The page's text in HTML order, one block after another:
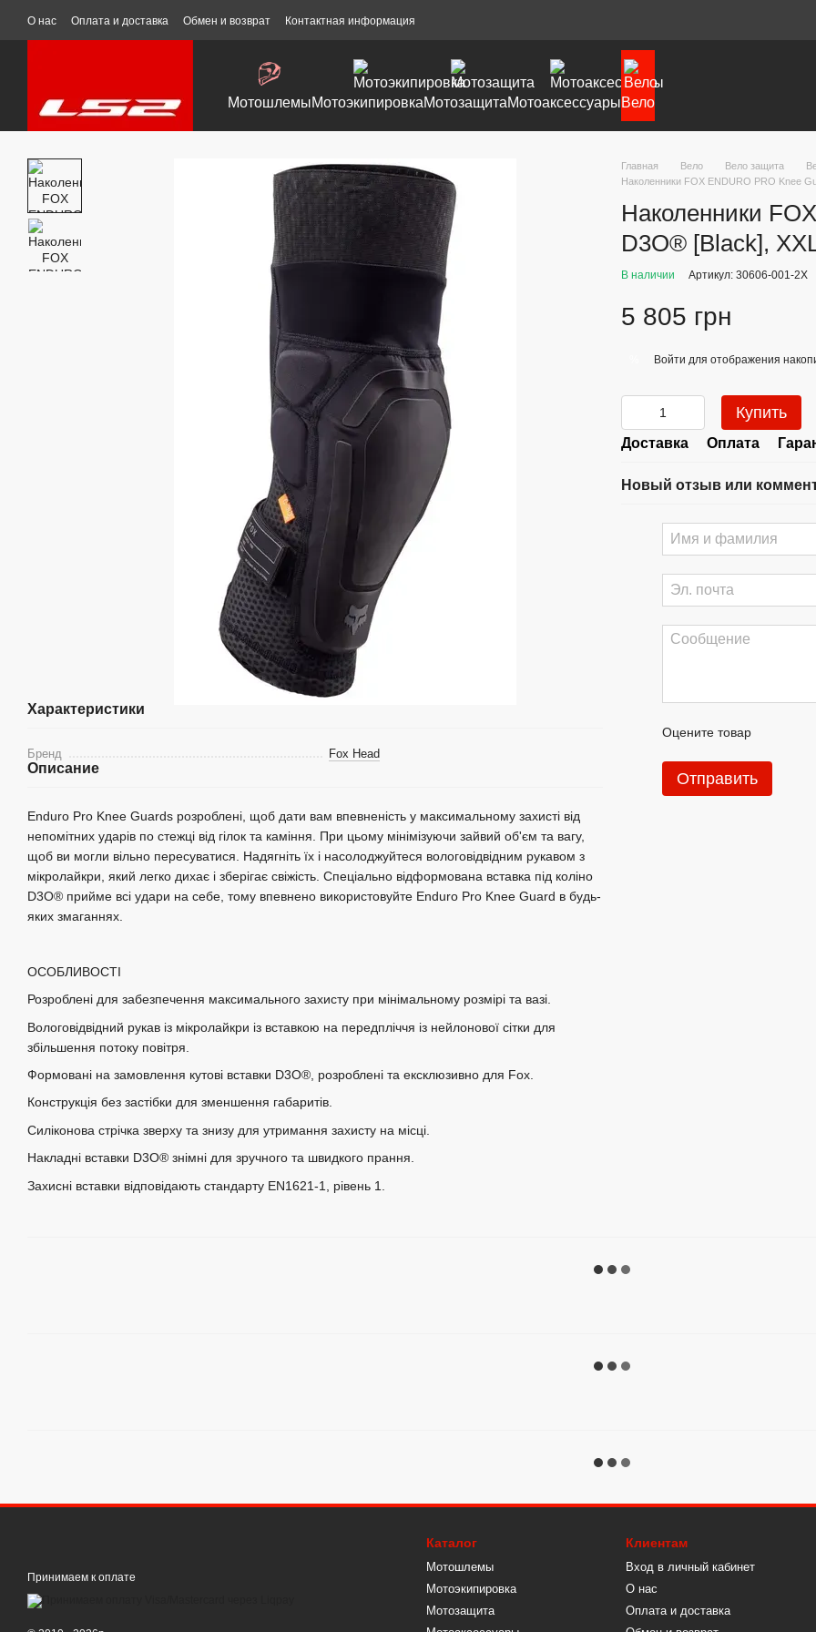
Перейти к основному контенту
О нас Оплата и доставка Обмен и возврат Контактная информация
МотошлемыМотоэкипировкаМотозащитаМотоаксессуарыВело
Характеристики
Бренд Fox Head
Описание
Enduro Pro Knee Guards розроблені, щоб дати вам впевненість у максимальному захисті від
непомітних ударів по стежці від гілок та каміння. При цьому мінімізуючи зайвий об'єм та вагу,
щоб ви могли вільно пересуватися. Надягніть їх і насолоджуйтеся вологовідвідним рукавом з
мікролайкри, який легко дихає і зберігає свіжість. Спеціально відформована вставка під коліно
D3O® прийме всі удари на себе, тому впевнено використовуйте Enduro Pro Knee Guard в будь-
яких змаганнях.
ОСОБЛИВОСТІ
Розроблені для забезпечення максимального захисту при мінімальному розмірі та вазі.
Вологовідвідний рукав із мікролайкри із вставкою на передпліччя із нейлонової сітки для
збільшення потоку повітря.
Формовані на замовлення кутові вставки D3O®, розроблені та ексклюзивно для Fox.
Конструкція без застібки для зменшення габаритів.
Силіконова стрічка зверху та знизу для утримання захисту на місці.
Накладні вставки D3O® знімні для зручного та швидкого прання.
Захисні вставки відповідають стандарту EN1621-1, рівень 1.
Главная Вело Вело защита
Наколенники FOX ENDURO PRO Knee
Наколенники
D3O® [Black],
В наличии Артикул: 30606-001-2X
5 805 грн
Войти для отображения
Купить
Доставка Оплата
Новый отзыв или
Оцените товар
Отправить
Принимаем к оплате
Каталог
Мотошлемы
Мотоэкипировка
Мотозащита
Клиентам
Вход в личный кабинет
О нас
Оплата и доставка